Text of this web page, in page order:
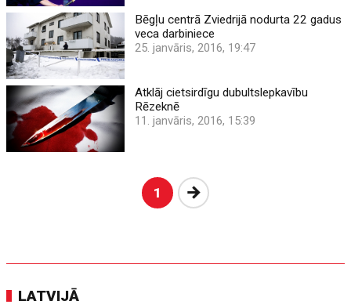
Bēgļu centrā Zviedrijā nodurta 22 gadus
veca darbiniece
25. janvāris, 2016, 19:47
Atklāj cietsirdīgu dubultslepkavību
Rēzeknē
11. janvāris, 2016, 15:39
1 Nākošā
LATVIJĀ